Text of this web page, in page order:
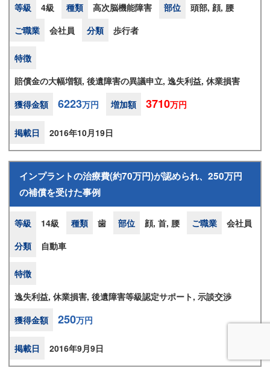
等級 4級 種類 高次脳機能障害 部位
頭部, 顔, 腰
ご職業
会社員 分類 歩行者
特徴
賠償金の大幅増額, 後遺障害の異議申立, 逸失利益, 休業損害
獲得金額
6223万円 増加額 3710万円
掲載日 2016年10月19日
インプラントの治療費(約70万円)が認められ、250万円
の補償を受けた事例
等級 14級 種類 歯 部位 顔, 首, 腰 ご職業
会社員
分類
自動車
特徴
逸失利益, 休業損害, 後遺障害等級認定サポート, 示談交渉
獲得金額
250万円
掲載日 2016年9月9日